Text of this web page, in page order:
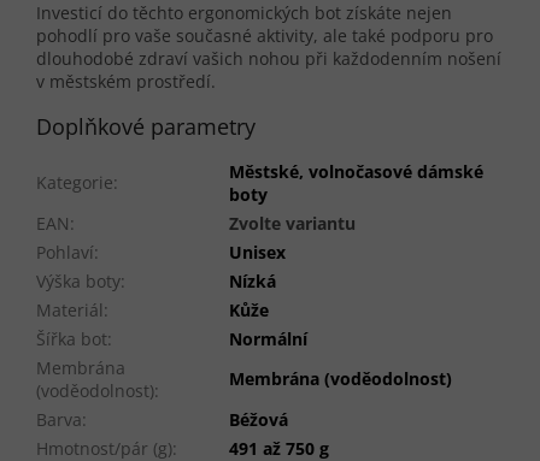
Investicí do těchto ergonomických bot získáte nejen
pohodlí pro vaše současné aktivity, ale také podporu pro
dlouhodobé zdraví vašich nohou při každodenním nošení
v městském prostředí.
Doplňkové parametry
Kategorie:
Městské, volnočasové dámské
boty
EAN:
Zvolte variantu
Pohlaví:
Unisex
Výška boty:
Nízká
Materiál:
Kůže
Šířka bot:
Normální
Membrána
(voděodolnost):
Membrána (voděodolnost)
Barva:
Béžová
Hmotnost/pár (g):
491 až 750 g